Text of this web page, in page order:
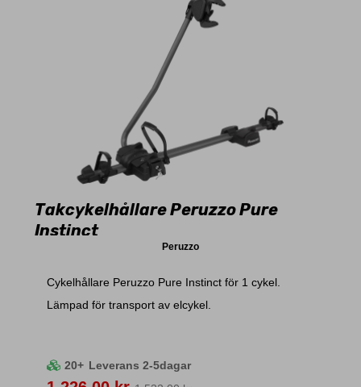
Takcykelhållare Peruzzo Pure
Instinct
Peruzzo
Cykelhållare Peruzzo Pure Instinct för 1 cykel.
Lämpad för transport av elcykel.
20+ Leverans 2-5dagar